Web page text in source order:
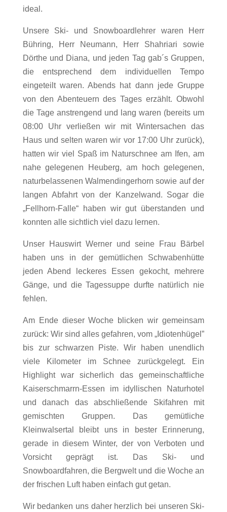
ideal.
Unsere Ski- und Snowboardlehrer waren Herr
Bühring, Herr Neumann, Herr Shahriari sowie
Dörthe und Diana, und jeden Tag gab´s Gruppen,
die entsprechend dem individuellen Tempo
eingeteilt waren. Abends hat dann jede Gruppe
von den Abenteuern des Tages erzählt. Obwohl
die Tage anstrengend und lang waren (bereits um
08:00 Uhr verließen wir mit Wintersachen das
Haus und selten waren wir vor 17:00 Uhr zurück),
hatten wir viel Spaß im Naturschnee am Ifen, am
nahe gelegenen Heuberg, am hoch gelegenen,
naturbelassenen Walmendingerhorn sowie auf der
langen Abfahrt von der Kanzelwand. Sogar die
„Fellhorn-Falle“ haben wir gut überstanden und
konnten alle sichtlich viel dazu lernen.
Unser Hauswirt Werner und seine Frau Bärbel
haben uns in der gemütlichen Schwabenhütte
jeden Abend leckeres Essen gekocht, mehrere
Gänge, und die Tagessuppe durfte natürlich nie
fehlen.
Am Ende dieser Woche blicken wir gemeinsam
zurück: Wir sind alles gefahren, vom „Idiotenhügel”
bis zur schwarzen Piste. Wir haben unendlich
viele Kilometer im Schnee zurückgelegt. Ein
Highlight war sicherlich das gemeinschaftliche
Kaiserschmarrn-Essen im idyllischen Naturhotel
und danach das abschließende Skifahren mit
gemischten Gruppen. Das gemütliche
Kleinwalsertal bleibt uns in bester Erinnerung,
gerade in diesem Winter, der von Verboten und
Vorsicht geprägt ist. Das Ski- und
Snowboardfahren, die Bergwelt und die Woche an
der frischen Luft haben einfach gut getan.
Wir bedanken uns daher herzlich bei unseren Ski-